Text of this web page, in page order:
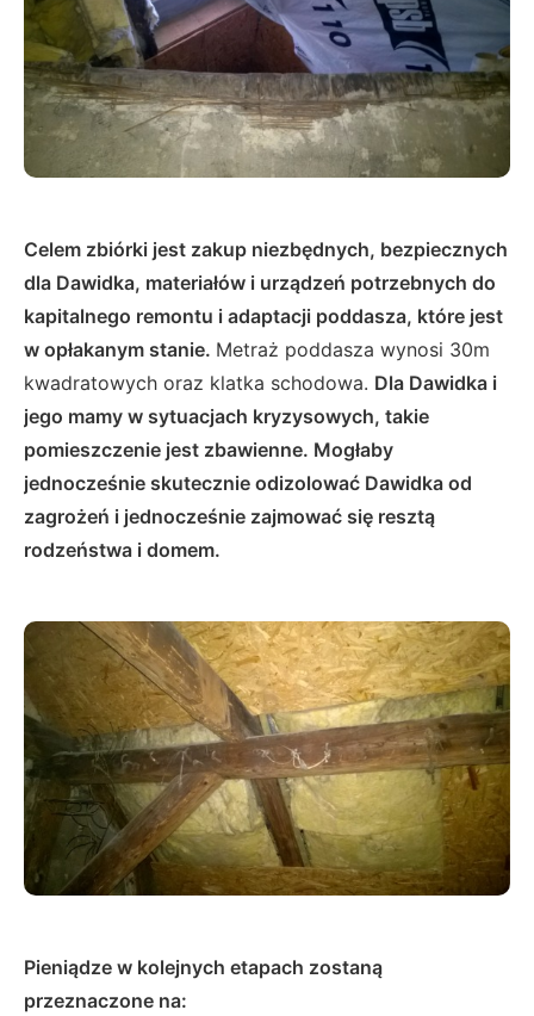
Celem zbiórki jest zakup niezbędnych, bezpiecznych
dla Dawidka, materiałów i urządzeń potrzebnych do
kapitalnego remontu i adaptacji poddasza, które jest
w opłakanym stanie. Metraż poddasza wynosi 30m
kwadratowych oraz klatka schodowa. Dla Dawidka i
jego mamy w sytuacjach kryzysowych, takie
pomieszczenie jest zbawienne. Mogłaby
jednocześnie skutecznie odizolować Dawidka od
zagrożeń i jednocześnie zajmować się resztą
rodzeństwa i domem.
Pieniądze w kolejnych etapach zostaną
przeznaczone na: